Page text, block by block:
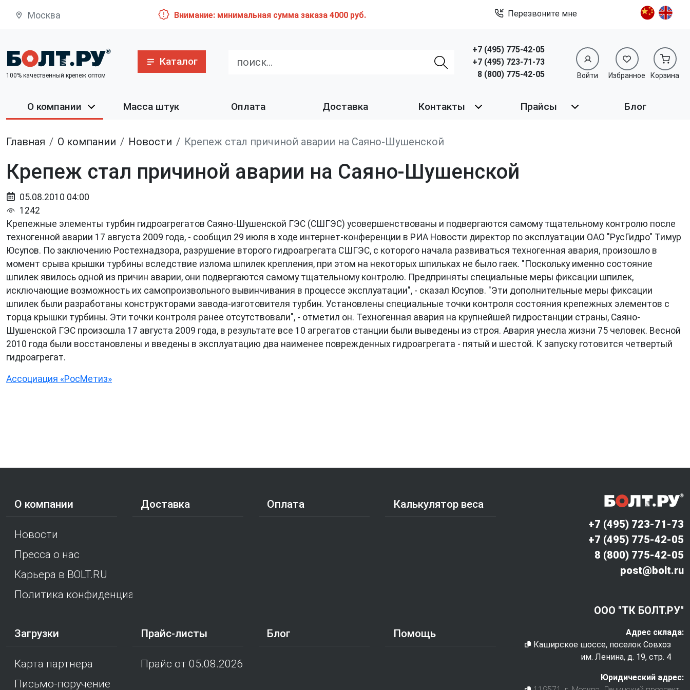
Москва Внимание: минимальная сумма заказа 4000 руб. Перезвоните мне
100% качественный крепеж оптом
Каталог
+7 (495) 775-42-05
+7 (495) 723-71-73
8 (800) 775-42-05
Войти Избранное Корзина
О компании Масса штук Оплата Доставка Контакты Прайсы Блог
Главная О компании Новости Крепеж стал причиной аварии на Саяно-Шушенской
Крепеж стал причиной аварии на Саяно-Шушенской
05.08.2010 04:00
1242
Крепежные элементы турбин гидроагрегатов Саяно-Шушенской ГЭС (СШГЭС) усовершенствованы и подвергаются самому тщательному контролю после
техногенной аварии 17 августа 2009 года, - сообщил 29 июля в ходе интернет-конференции в РИА Новости директор по эксплуатации ОАО "РусГидро" Тимур
Юсупов. По заключению Ростехнадзора, разрушение второго гидроагрегата СШГЭС, с которого начала развиваться техногенная авария, произошло в
момент срыва крышки турбины вследствие излома шпилек крепления, при этом на некоторых шпильках не было гаек. "Поскольку именно состояние
шпилек явилось одной из причин аварии, они подвергаются самому тщательному контролю. Предприняты специальные меры фиксации шпилек,
исключающие возможность их самопроизвольного вывинчивания в процессе эксплуатации", - сказал Юсупов. "Эти дополнительные меры фиксации
шпилек были разработаны конструкторами завода-изготовителя турбин. Установлены специальные точки контроля состояния крепежных элементов с
торца крышки турбины. Эти точки контроля ранее отсутствовали", - отметил он. Техногенная авария на крупнейшей гидростанции страны, Саяно-
Шушенской ГЭС произошла 17 августа 2009 года, в результате все 10 агрегатов станции были выведены из строя. Авария унесла жизни 75 человек. Весной
2010 года были восстановлены и введены в эксплуатацию два наименее поврежденных гидроагрегата - пятый и шестой. К запуску готовится четвертый
гидроагрегат.
Ассоциация «РосМетиз»
О компании
Новости
Пресса о нас
Карьера в BOLT.RU
Политика конфиденциальности
Доставка Оплата Калькулятор веса
Загрузки
Карта партнера
Письмо-поручение
Прайс-листы
Прайс от 05.08.2026
Блог Помощь
+7 (495) 723-71-73
+7 (495) 775-42-05
8 (800) 775-42-05
post@bolt.ru
ООО "ТК БОЛТ.РУ"
Адрес склада:
Каширское шоссе, поселок Совхоз
им. Ленина, д. 19, стр. 4
Юридический адрес: